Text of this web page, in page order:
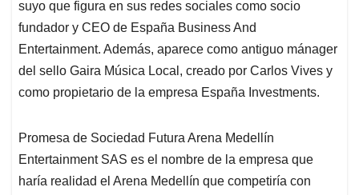
suyo que figura en sus redes sociales como socio
fundador y CEO de España Business And
Entertainment. Además, aparece como antiguo mánager
del sello Gaira Música Local, creado por Carlos Vives y
como propietario de la empresa España Investments.
Promesa de Sociedad Futura Arena Medellín
Entertainment SAS es el nombre de la empresa que
haría realidad el Arena Medellín que competiría con